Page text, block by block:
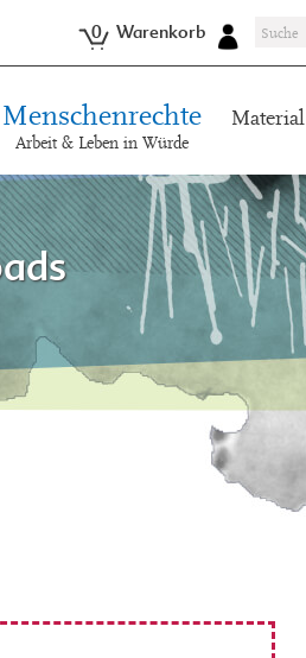
0 Warenkorb
Menschenrechte
Arbeit & Leben in Würde
Material